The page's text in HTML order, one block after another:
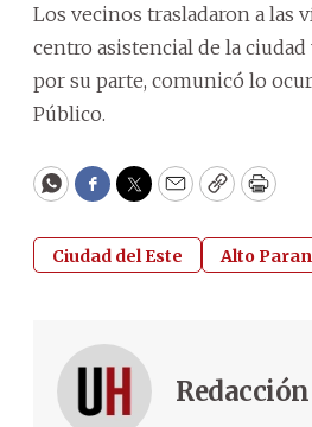
Los vecinos trasladaron a las
centro asistencial de la ciudad
por su parte, comunicó lo
Público.
WhatsApp
Facebook
Twitter
EmailCopyPrint
Ciudad del Este Alto